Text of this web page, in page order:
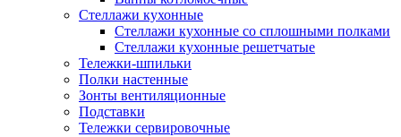
Стеллажи кухонные
Стеллажи кухонные со сплошными полками
Стеллажи кухонные решетчатые
Тележки-шпильки
Полки настенные
Зонты вентиляционные
Подставки
Тележки сервировочные